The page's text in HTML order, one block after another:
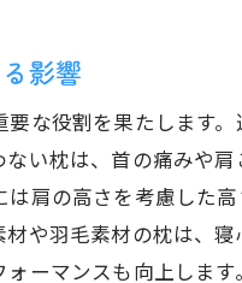
カフェ
適切な
夜食を
食事と
影響
な役割を果たします
い枕は、首の痛みや
肩の高さを考慮した
や羽毛素材の枕は、
ーマンスも向上しま